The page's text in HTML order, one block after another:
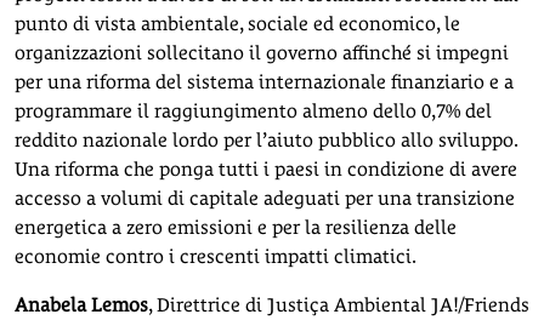
punto di vista ambientale, sociale ed economico, le
organizzazioni sollecitano il governo affinché si impegni
per una riforma del sistema internazionale finanziario e a
programmare il raggiungimento almeno dello 0,7% del
reddito nazionale lordo per l’aiuto pubblico allo sviluppo.
Una riforma che ponga tutti i paesi in condizione di avere
accesso a volumi di capitale adeguati per una transizione
energetica a zero emissioni e per la resilienza delle
economie contro i crescenti impatti climatici.
Anabela Lemos, Direttrice di Justiça Ambiental JA!/Friends